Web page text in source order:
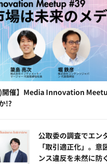
)開催】Media Innovation
!?
公​​取委の調査でエン
「取引適正化」。
ンス違反を未然に防